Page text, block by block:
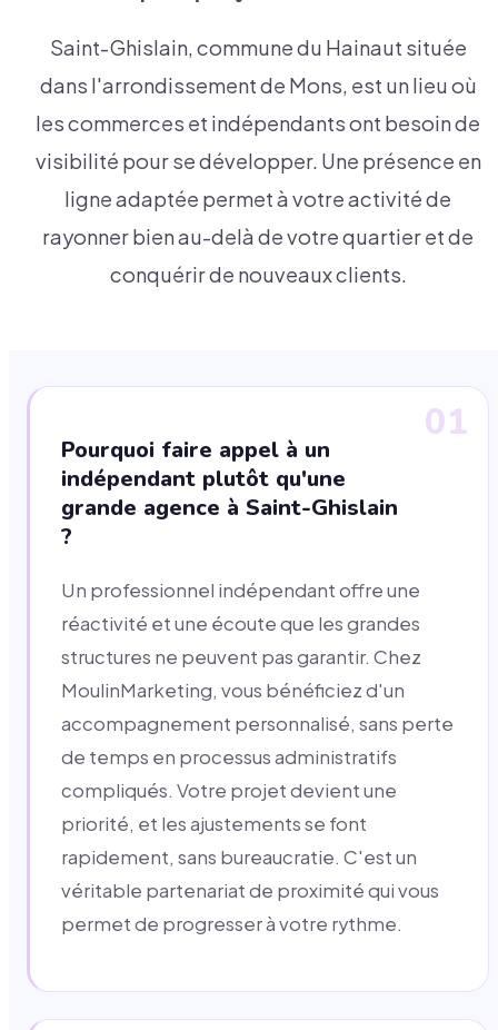
Saint-Ghislain, commune du Hainaut située
dans l'arrondissement de Mons, est un lieu où
les commerces et indépendants ont besoin de
visibilité pour se développer. Une présence en
ligne adaptée permet à votre activité de
rayonner bien au-delà de votre quartier et de
conquérir de nouveaux clients.
01
Pourquoi faire appel à un
indépendant plutôt qu'une
grande agence à Saint-Ghislain
?
Un professionnel indépendant offre une
réactivité et une écoute que les grandes
structures ne peuvent pas garantir. Chez
MoulinMarketing, vous bénéficiez d'un
accompagnement personnalisé, sans perte
de temps en processus administratifs
compliqués. Votre projet devient une
priorité, et les ajustements se font
rapidement, sans bureaucratie. C'est un
véritable partenariat de proximité qui vous
permet de progresser à votre rythme.